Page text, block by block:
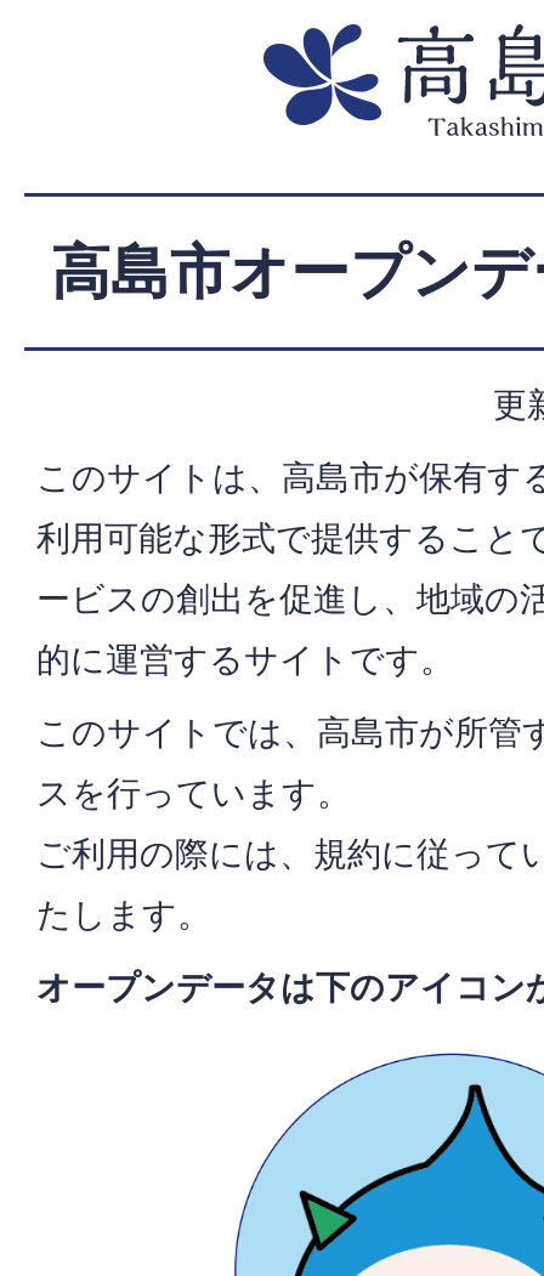
高島市オープン
更
このサイトは、高島市が保有す
利用可能な形式で提供すること
ービスの創出を促進し、地域の
的に運営するサイトです。
このサイトでは、高島市が所管
スを行っています。
ご利用の際には、規約に従って
たします。
オープンデータは下のアイコン